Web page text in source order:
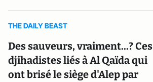
THE DAILY BEAST
Des sauveurs, vraiment...? Ces
djihadistes liés à Al Qaïda qui
ont brisé le siège d'Alep par